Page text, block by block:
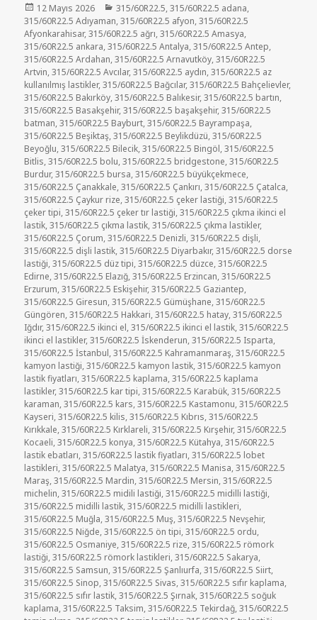
Yayın
tarihi
12 Mayıs 2026 Kategoriler
315/60R22.5 ,315/60R22.5 adana
315/60R22.5 Adıyaman ,315/60R22.5 afyon ,315/60R22.5
Afyonkarahisar,315/60R22.5 ağrı ,315/60R22.5 Amasya
315/60R22.5 ankara ,315/60R22.5 Antalya ,315/60R22.5 Antep
315/60R22.5 Ardahan ,315/60R22.5 Arnavutköy ,315/60R22.5
Artvin ,315/60R22.5 Avcılar,315/60R22.5 aydın ,315/60R22.5 az
kullanılmış lastikler,315/60R22.5 Bağcılar,315/60R22.5 Bahçelievler,
315/60R22.5 Bakırköy ,315/60R22.5 Balıkesir,315/60R22.5 bartın
315/60R22.5 Basakşehir,315/60R22.5 başakşehir,315/60R22.5
batman ,315/60R22.5 Bayburt ,315/60R22.5 Bayrampaşa
315/60R22.5 Beşiktaş ,315/60R22.5 Beylikdüzü ,315/60R22.5
Beyoğlu ,315/60R22.5 Bilecik ,315/60R22.5 Bingöl ,315/60R22.5
Bitlis ,315/60R22.5 bolu ,315/60R22.5 bridgestone ,315/60R22.5
Burdur,315/60R22.5 bursa ,315/60R22.5 büyükçekmece
315/60R22.5 Çanakkale ,315/60R22.5 Çankırı ,315/60R22.5 Çatalca
315/60R22.5 Çaykur rize ,315/60R22.5 çeker lastiği ,315/60R22.5
çeker tipi ,315/60R22.5 çeker tır lastiği ,315/60R22.5 çıkma ikinci el
lastik ,315/60R22.5 çıkma lastik ,315/60R22.5 çıkma lastikler,
315/60R22.5 Çorum ,315/60R22.5 Denizli ,315/60R22.5 dişli
315/60R22.5 dişli lastik ,315/60R22.5 Diyarbakır,315/60R22.5 dorse
lastiği ,315/60R22.5 düz tipi ,315/60R22.5 düzce ,315/60R22.5
Edirne ,315/60R22.5 Elazığ ,315/60R22.5 Erzincan ,315/60R22.5
Erzurum ,315/60R22.5 Eskişehir,315/60R22.5 Gaziantep
315/60R22.5 Giresun ,315/60R22.5 Gümüşhane ,315/60R22.5
Güngören ,315/60R22.5 Hakkari ,315/60R22.5 hatay ,315/60R22.5
Iğdır,315/60R22.5 ikinci el ,315/60R22.5 ikinci el lastik ,315/60R22.5
ikinci el lastikler,315/60R22.5 İskenderun ,315/60R22.5 Isparta
315/60R22.5 İstanbul ,315/60R22.5 Kahramanmaraş ,315/60R22.5
kamyon lastiği ,315/60R22.5 kamyon lastik ,315/60R22.5 kamyon
lastik fiyatları ,315/60R22.5 kaplama ,315/60R22.5 kaplama
lastikler,315/60R22.5 kar tipi ,315/60R22.5 Karabük ,315/60R22.5
karaman ,315/60R22.5 kars ,315/60R22.5 Kastamonu ,315/60R22.5
Kayseri ,315/60R22.5 kilis ,315/60R22.5 Kıbrıs ,315/60R22.5
Kırıkkale ,315/60R22.5 Kırklareli ,315/60R22.5 Kırşehir,315/60R22.5
Kocaeli ,315/60R22.5 konya ,315/60R22.5 Kütahya ,315/60R22.5
lastik ebatları ,315/60R22.5 lastik fiyatları ,315/60R22.5 lobet
lastikleri ,315/60R22.5 Malatya ,315/60R22.5 Manisa ,315/60R22.5
Maraş ,315/60R22.5 Mardin ,315/60R22.5 Mersin ,315/60R22.5
michelin ,315/60R22.5 midili lastiği ,315/60R22.5 midilli lastiği
315/60R22.5 midilli lastik ,315/60R22.5 midilli lastikleri
315/60R22.5 Muğla ,315/60R22.5 Muş ,315/60R22.5 Nevşehir,
315/60R22.5 Niğde ,315/60R22.5 ön tipi ,315/60R22.5 ordu
315/60R22.5 Osmaniye ,315/60R22.5 rize ,315/60R22.5 römork
lastiği ,315/60R22.5 römork lastikleri ,315/60R22.5 Sakarya
315/60R22.5 Samsun ,315/60R22.5 Şanlıurfa ,315/60R22.5 Siirt
315/60R22.5 Sinop ,315/60R22.5 Sivas ,315/60R22.5 sıfır kaplama
315/60R22.5 sıfır lastik ,315/60R22.5 Şırnak ,315/60R22.5 soğuk
kaplama ,315/60R22.5 Taksim ,315/60R22.5 Tekirdağ ,315/60R22.5